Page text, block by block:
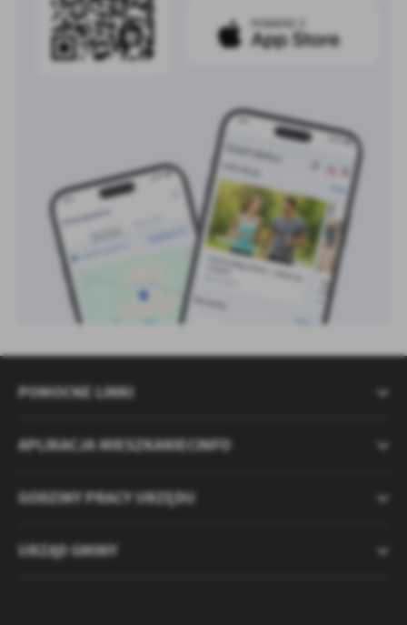
POMOCNE LINKI
APLIKACJA MIESZKANIECINFO
GODZINY PRACY URZĘDU
URZĄD GMINY